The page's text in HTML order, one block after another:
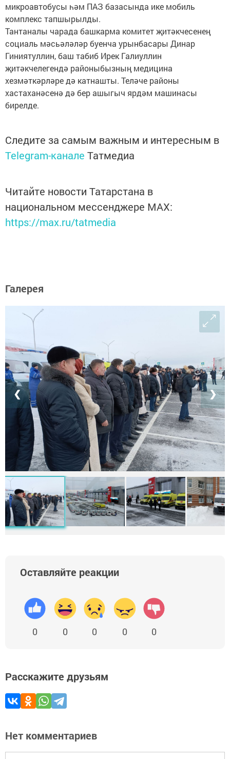
микроавтобусы һәм ПАЗ базасында ике мобиль
комплекс тапшырылды.
Тантаналы чарада башкарма комитет җитәкчесенең
социаль мәсьәләләр буенча урынбасары Динар
Гиниятуллин, баш табиб Ирек Галиуллин
җитәкчелегендә районыбызның медицина
хезмәткәрләре дә катнашты. Теләче районы
хастаханәсенә дә бер ашыгыч ярдәм машинасы
бирелде.
Следите за самым важным и интересным в
Telegram-канале Татмедиа
Читайте новости Татарстана в
национальном мессенджере MАХ:
https://max.ru/tatmedia
Галерея
❮ ❯
Оставляйте реакции
0 0 0 0 0
Расскажите друзьям
Нет комментариев